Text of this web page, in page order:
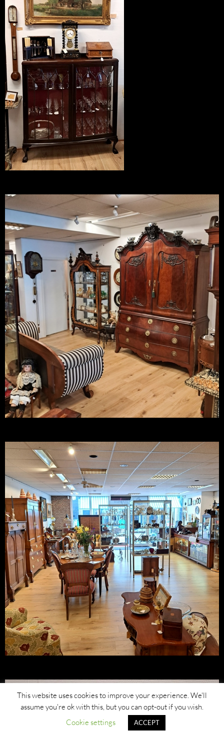
This website uses cookies to improve your experience. We'll
assume you're ok with this, but you can opt-out if you wish.
Cookie settings
ACCEPT